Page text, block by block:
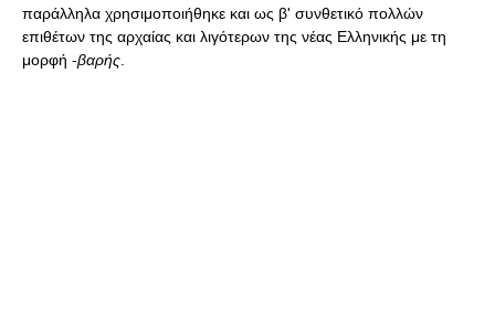
παράλληλα χρησιμοποιήθηκε και ως β' συνθετικό πολλών
επιθέτων της αρχαίας και λιγότερων της νέας Ελληνικής με τη
μορφή -βαρής